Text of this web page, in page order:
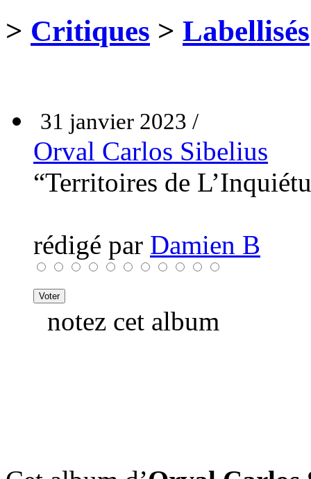
> Critiques > Labellisés
31 janvier 2023 /
Orval Carlos Sibelius
“Territoires de
rédigé par Damien B
notez cet album